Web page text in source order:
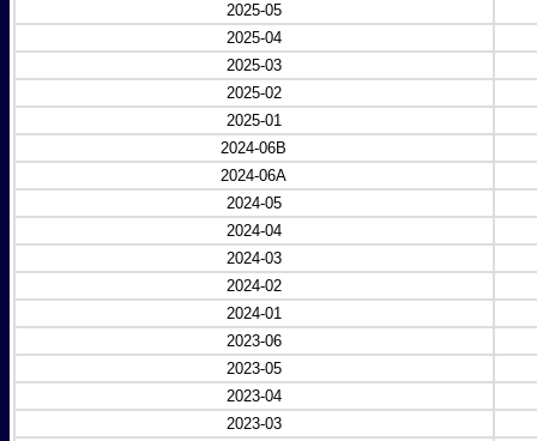
2025-05
2025-04
2025-03
2025-02
2025-01
2024-06B
2024-06A
2024-05
2024-04
2024-03
2024-02
2024-01
2023-06
2023-05
2023-04
2023-03